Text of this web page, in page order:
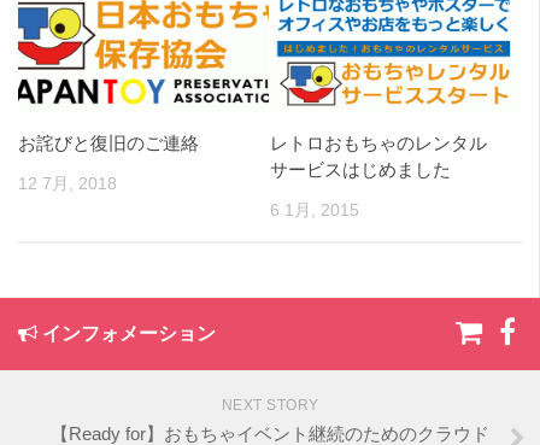
お詫びと復旧のご連絡
12 7月, 2018
レトロおもちゃのレンタル
サービスはじめました
6 1月, 2015
インフォメーション
NEXT STORY
【Ready for】おもちゃイベント継続のためのクラウド